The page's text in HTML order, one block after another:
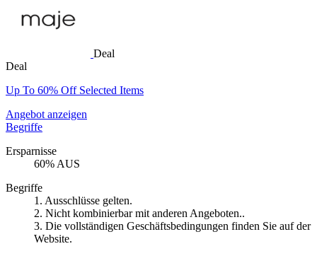
Deal
Deal
Up To 60% Off Selected Items
Angebot anzeigen
Begriffe
Ersparnisse
60% AUS
Begriffe
1. Ausschlüsse gelten.
2. Nicht kombinierbar mit anderen Angeboten..
3. Die vollständigen Geschäftsbedingungen finden Sie auf der
Website.